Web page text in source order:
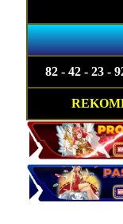
82 - 42 - 23 -